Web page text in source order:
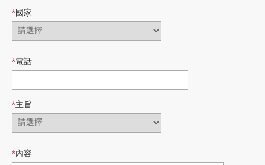
*國家
*電話
*主旨
*內容